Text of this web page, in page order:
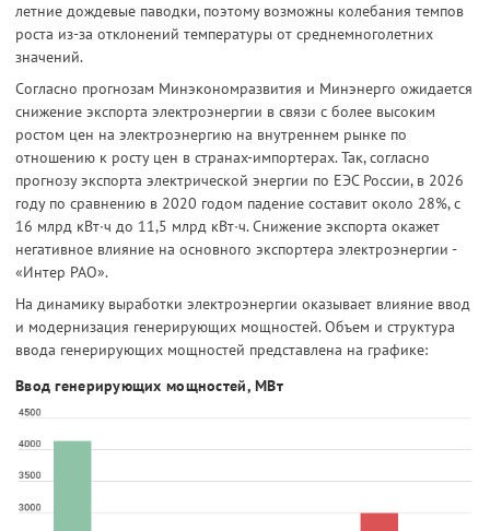
летние дождевые паводки, поэтому возможны колебания темпов
роста из-за отклонений температуры от среднемноголетних
значений.
Согласно прогнозам Минэкономразвития и Минэнерго ожидается
снижение экспорта электроэнергии в связи с более высоким
ростом цен на электроэнергию на внутреннем рынке по
отношению к росту цен в странах-импортерах. Так, согласно
прогнозу экспорта электрической энергии по ЕЭС России, в 2026
году по сравнению в 2020 годом падение составит около 28%, с
16 млрд кВт∙ч до 11,5 млрд кВт∙ч. Снижение экспорта окажет
негативное влияние на основного экспортера электроэнергии -
«Интер РАО».
На динамику выработки электроэнергии оказывает влияние ввод
и модернизация генерирующих мощностей. Объем и структура
ввода генерирующих мощностей представлена на графике:
Ввод генерирующих мощностей, МВт